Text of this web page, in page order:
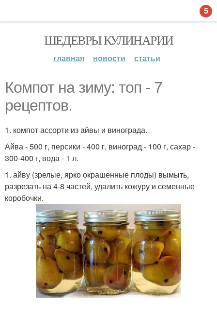
ШЕДЕВРЫ КУЛИНАРИИ
главная новости статьи
Компот на зиму: топ - 7
рецептов.
1. компот ассорти из айвы и винограда.
Айва - 500 г, персики - 400 г, виноград - 100 г, сахар -
300-400 г, вода - 1 л.
1. айву (зрелые, ярко окрашенные плоды) вымыть,
разрезать на 4-8 частей, удалить кожуру и семенные
коробочки.
5